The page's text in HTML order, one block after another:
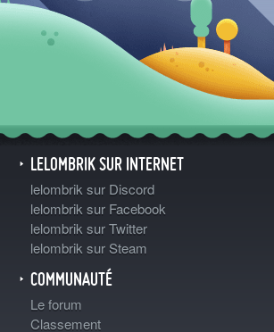
LELOMBRIK SUR INTERNET
lelombrik sur Discord
lelombrik sur Facebook
lelombrik sur Twitter
lelombrik sur Steam
COMMUNAUTÉ
Le forum
Classement